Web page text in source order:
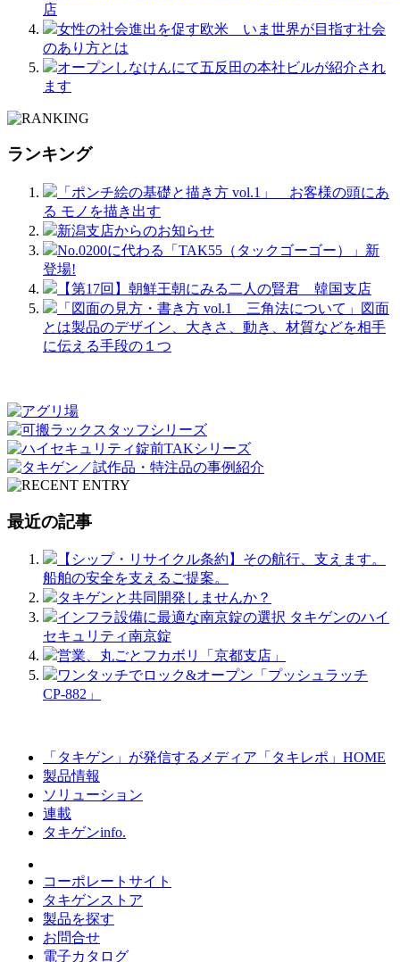
店
女性の社会進出を促す欧米 いま世界が目指す社会
のあり方とは
オープンしなけんにて五反田の本社ビルが紹介され
ます
ランキング
「ポンチ絵の基礎と描き方 vol.1」 お客様の頭にあ
る モノを描き出す
新潟支店からのお知らせ
No.0200に代わる「TAK55（タックゴーゴー）」新
登場!
【第17回】朝鮮王朝にみる二人の賢君 韓国支店
「図面の見方・書き方 vol.1 三角法について」図面
とは製品のデザイン、大きさ、動き、材質などを相手
に伝える手段の１つ
最近の記事
【シップ・リサイクル条約】その航行、支えます。
船舶の安全を支えるご提案。
タキゲンと共同開発しませんか？
インフラ設備に最適な南京錠の選択 タキゲンのハイ
セキュリティ南京錠
営業、丸ごとフカボリ「京都支店」
ワンタッチでロック&オープン「プッシュラッチ
CP-882」
「タキゲン」が発信するメディア「タキレポ」HOME
製品情報
ソリューション
連載
タキゲンinfo.
コーポレートサイト
タキゲンストア
製品を探す
お問合せ
電子カタログ